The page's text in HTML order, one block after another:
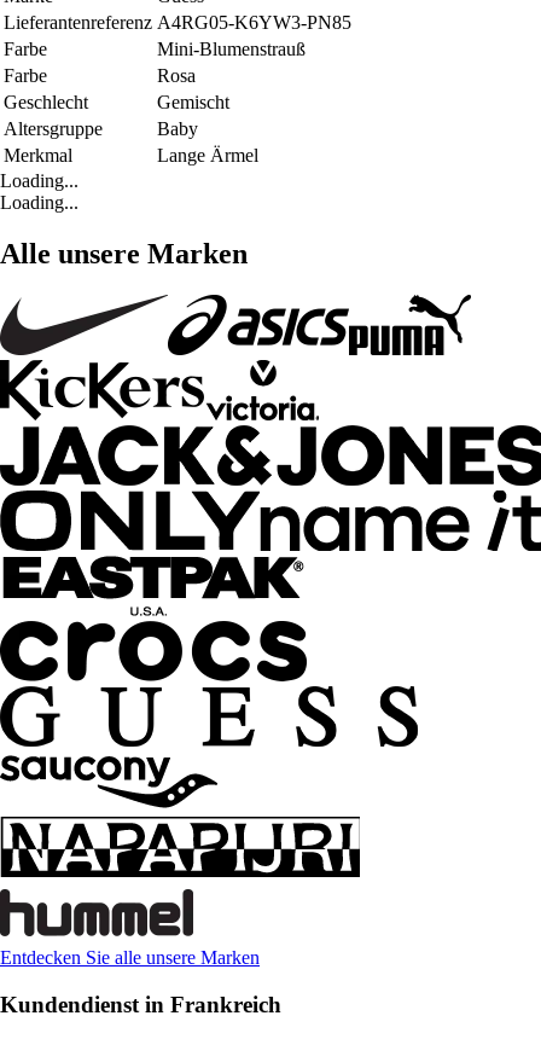
Lieferantenreferenz A4RG05-K6YW3-PN85
Farbe
Mini-Blumenstrauß
Farbe
Rosa
Geschlecht
Gemischt
Altersgruppe
Baby
Merkmal
Lange Ärmel
Loading...
Loading...
Alle unsere Marken
Entdecken Sie alle unsere Marken
Kundendienst in Frankreich